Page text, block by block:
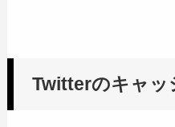
Twitterのキャッ